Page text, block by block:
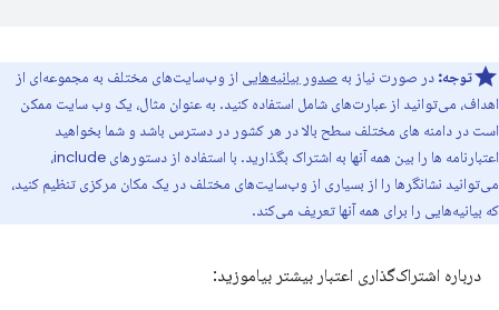
توجه: در صورت نیاز به صدور بیانیه‌هایی از وب‌سایت‌های مختلف به مجموعه‌ای از
اهداف، می‌توانید از عبارت‌های شامل استفاده کنید. به عنوان مثال، یک وب سایت ممکن
است در دامنه های مختلف سطح بالا در هر کشور در دسترس باشد و شما بخواهید
اعتبارنامه ها را بین همه آنها به اشتراک بگذارید. با استفاده از دستورهای include،
می‌توانید نشانگرها را از بسیاری از وب‌سایت‌های مختلف در یک مکان مرکزی تنظیم کنید،
که بیانیه‌هایی را برای همه آنها تعریف می‌کند.
درباره اشتراک‌گذاری اعتبار بیشتر بیاموزید: